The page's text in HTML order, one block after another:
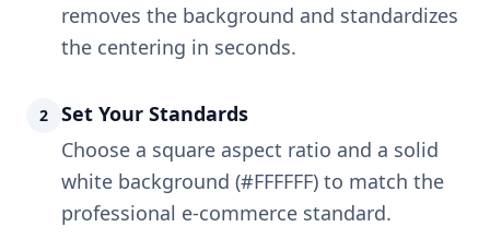
removes the background and standardizes
the centering in seconds.
2
Set Your Standards
Choose a square aspect ratio and a solid
white background (#FFFFFF) to match the
professional e-commerce standard.